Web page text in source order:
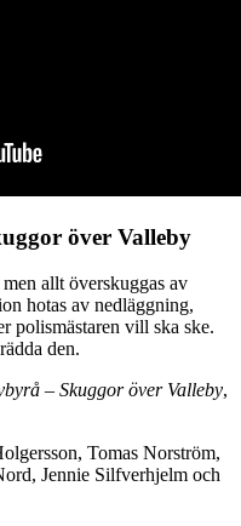
över Valleby
allt överskuggas av
hotas av nedläggning,
polismästaren vill ska ske.
den.
– Skuggor över Valleby,
Tomas Norström,
Jennie Silfverhjelm och